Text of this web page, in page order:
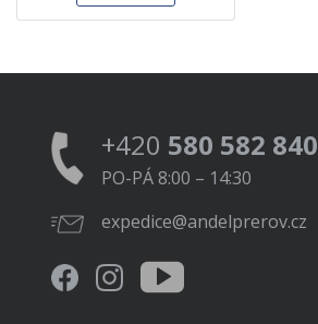
+420 580 582 840
PO-PÁ 8:00 – 14:30
expedice@andelprerov.cz